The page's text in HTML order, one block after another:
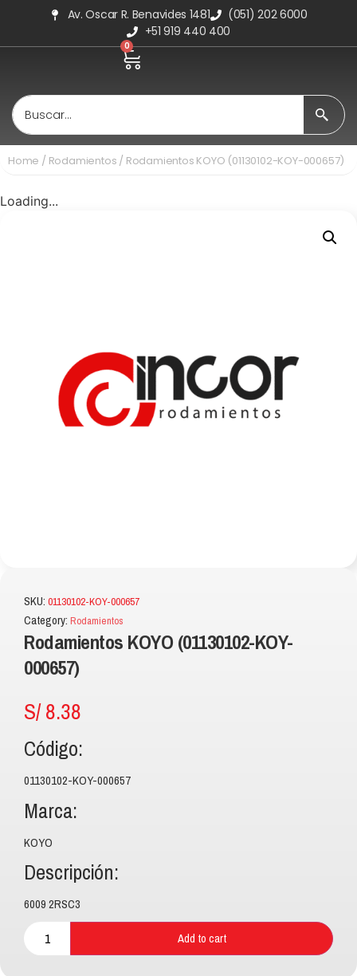
Av. Oscar R. Benavides 1481
(051) 202 6000
+51 919 440 400
0
Home / Rodamientos / Rodamientos KOYO (01130102-KOY-000657)
Loading...
SKU: 01130102-KOY-000657
Category: Rodamientos
Rodamientos KOYO (01130102-KOY-
000657)
S/8.38
Código:
01130102-KOY-000657
Marca:
KOYO
Descripción:
6009 2RSC3
Add to cart